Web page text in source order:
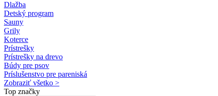
Dlažba
Detský program
Sauny
Grily
Koterce
Prístrešky
Prístrešky na drevo
Búdy pre psov
Príslušenstvo pre pareniská
Zobraziť všetko >
Top značky